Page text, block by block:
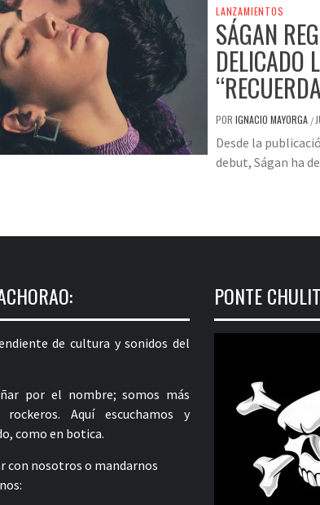
LANZAMIENTOS
SÁGAN
DELICADO
POR IGNACIO MAYORGA /
Desde la
debut, Ságan ha
de cultura y sonidos del
por el nombre; somos más
rockeros. Aquí escuchamos y
como en botica.
con nosotros o mandarnos
PONTE